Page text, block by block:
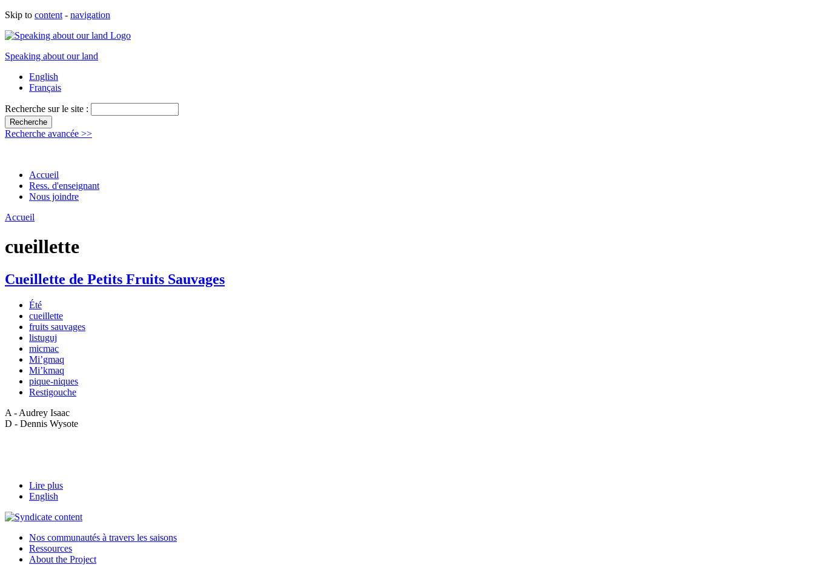
Skip to content - navigation
Speaking about our land
English
Français
Recherche sur le site :
Recherche avancée >>
Accueil
Ress. d'enseignant
Nous joindre
Accueil
cueillette
Cueillette de Petits Fruits Sauvages
Été
cueillette
fruits sauvages
listuguj
micmac
Mi’gmaq
Mi’kmaq
pique-niques
Restigouche
A - Audrey Isaac
D - Dennis Wysote
Lire plus
English
Nos communautés à travers les saisons
Ressources
About the Project